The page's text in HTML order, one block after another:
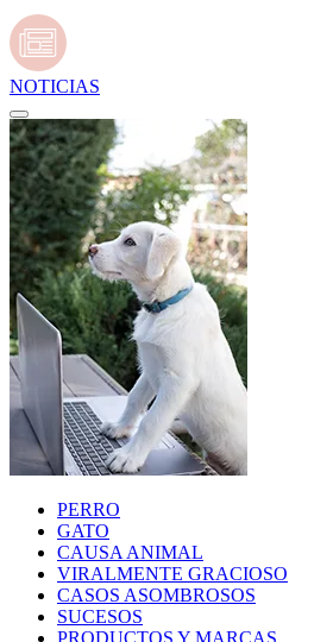
NOTICIAS
PERRO
GATO
CAUSA ANIMAL
VIRALMENTE GRACIOSO
CASOS ASOMBROSOS
SUCESOS
PRODUCTOS Y MARCAS